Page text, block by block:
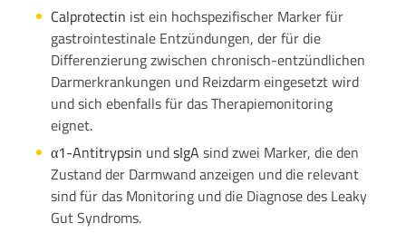
Calprotectin ist ein hochspezifischer Marker für
gastrointestinale Entzündungen, der für die
Differenzierung zwischen chronisch-entzündlichen
Darmerkrankungen und Reizdarm eingesetzt wird
und sich ebenfalls für das Therapiemonitoring
eignet.
α1-Antitrypsin undsIgA sind zwei Marker, die den
Zustand der Darmwand anzeigen und die relevant
sind für das Monitoring und die Diagnose des Leaky
Gut Syndroms.